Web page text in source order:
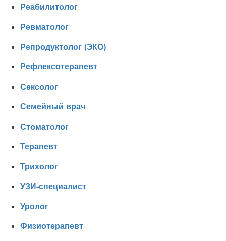
Реабилитолог
Ревматолог
Репродуктолог (ЭКО)
Рефлексотерапевт
Сексолог
Семейный врач
Стоматолог
Терапевт
Трихолог
УЗИ-специалист
Уролог
Физиотерапевт